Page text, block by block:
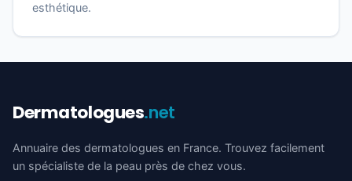
esthétique.
Dermatologues.net
Annuaire des dermatologues en France. Trouvez facilement
un spécialiste de la peau près de chez vous.